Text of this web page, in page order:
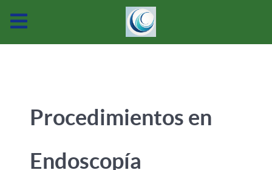
Procedimientos en
Endoscopía